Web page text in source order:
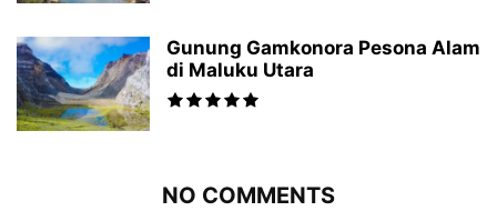
Gunung Gamkonora Pesona Alam
di Maluku Utara
NO COMMENTS